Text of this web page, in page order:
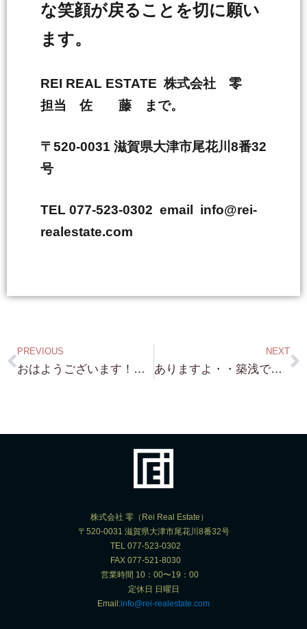
な笑顔が戻ることを切に願い
ます。
REI REAL ESTATE 株式会社 零
担当 佐 藤 まで。
〒520-0031 滋賀県大津市尾花川8番32
号
TEL 077-523-0302 email info@rei-
realestate.com
PREVIOUS
おはようございます！・・なんか冷え込んできましたね・・明日からは もしかしたら 大雪？準備だけはしておきましょう！
NEXT
ありますよ・・築浅で凄く綺麗な別荘が 近江舞子に 23,800万円・・・砂浜付きの 別荘です！が。。ちょっと 色々説明が必要です！
株式会社 零（Rei Real Estate）
〒520-0031 滋賀県大津市尾花川8番32号
TEL 077-523-0302
FAX 077-521-8030
営業時間 10：00〜19：00
定休日 日曜日
Email:info@rei-realestate.com